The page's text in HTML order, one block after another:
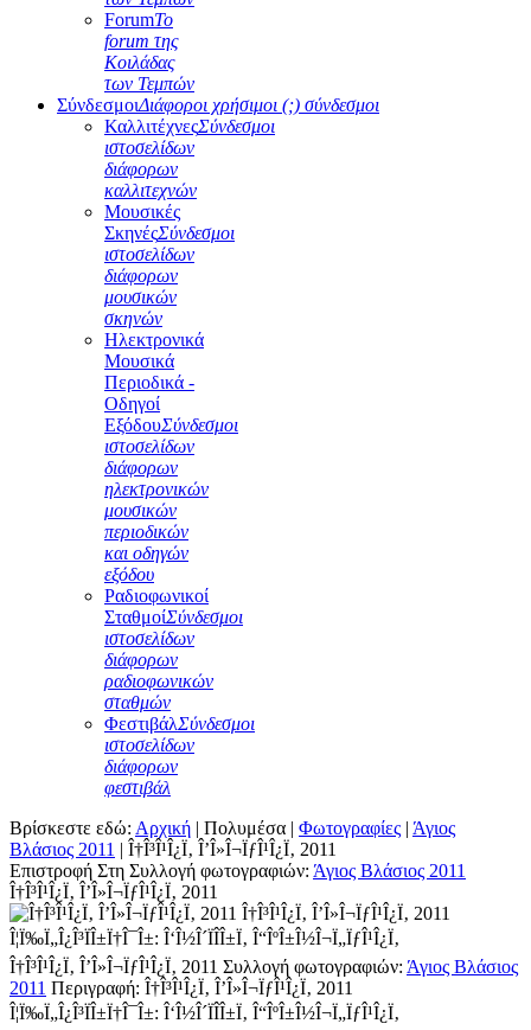
ForumΤο
forum της
Κοιλάδας
των Τεμπών
ΣύνδεσμοιΔιάφοροι χρήσιμοι (;) σύνδεσμοι
ΚαλλιτέχνεςΣύνδεσμοι
ιστοσελίδων
διάφορων
καλλιτεχνών
Μουσικές
ΣκηνέςΣύνδεσμοι
ιστοσελίδων
διάφορων
μουσικών
σκηνών
Ηλεκτρονικά
Μουσικά
Περιοδικά -
Οδηγοί
ΕξόδουΣύνδεσμοι
ιστοσελίδων
διάφορων
ηλεκτρονικών
μουσικών
περιοδικών
και οδηγών
εξόδου
Ραδιοφωνικοί
ΣταθμοίΣύνδεσμοι
ιστοσελίδων
διάφορων
ραδιοφωνικών
σταθμών
ΦεστιβάλΣύνδεσμοι
ιστοσελίδων
διάφορων
φεστιβάλ
Βρίσκεστε εδώ: Αρχική | Πολυμέσα | Φωτογραφίες | Άγιος
Βλάσιος 2011 | Î†Î³Î¹Î¿Ï‚ Î’Î»Î¬ÏƒÎ¹Î¿Ï‚ 2011
Επιστροφή Στη Συλλογή φωτογραφιών: Άγιος Βλάσιος 2011
Î†Î³Î¹Î¿Ï‚ Î’Î»Î¬ÏƒÎ¹Î¿Ï‚ 2011
Î†Î³Î¹Î¿Ï‚ Î’Î»Î¬ÏƒÎ¹Î¿Ï‚ 2011
Î¦Ï‰Ï„Î¿Î³ÏÎ±Ï†Î¯Î±: Î‘Î½Î´ÏÎ­Î±Ï‚ Î“ÎºÎ±Î½Î¬Ï„ÏƒÎ¹Î¿Ï‚
Î†Î³Î¹Î¿Ï‚ Î’Î»Î¬ÏƒÎ¹Î¿Ï‚ 2011 Συλλογή φωτογραφιών: Άγιος Βλάσιος
2011 Περιγραφή: Î†Î³Î¹Î¿Ï‚ Î’Î»Î¬ÏƒÎ¹Î¿Ï‚ 2011
Î¦Ï‰Ï„Î¿Î³ÏÎ±Ï†Î¯Î±: Î‘Î½Î´ÏÎ­Î±Ï‚ Î“ÎºÎ±Î½Î¬Ï„ÏƒÎ¹Î¿Ï‚